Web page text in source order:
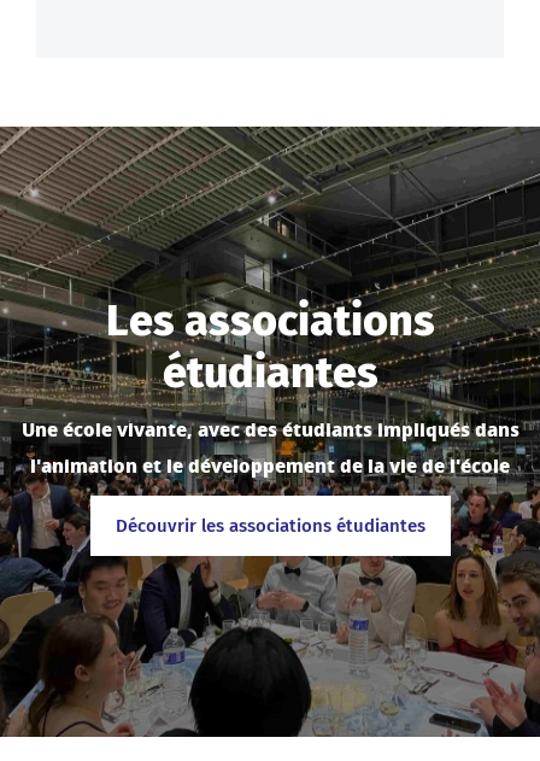
Les associations
étudiantes
Une école vivante, avec des étudiants impliqués dans
l'animation et le développement de la vie de l'école
Découvrir les associations étudiantes